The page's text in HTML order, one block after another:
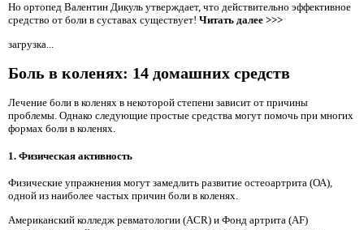
Но ортопед Валентин Дикуль утверждает, что действительно эффективное
средство от боли в суставах существует! Читать далее >>>
загрузка...
Боль в коленях: 14 домашних средств
Лечение боли в коленях в некоторой степени зависит от причины
проблемы. Однако следующие простые средства могут помочь при многих
формах боли в коленях.
1. Физическая активность
Физические упражнения могут замедлить развитие остеоартрита (ОА),
одной из наиболее частых причин боли в коленях.
Американский колледж ревматологии (ACR) и Фонд артрита (AF)